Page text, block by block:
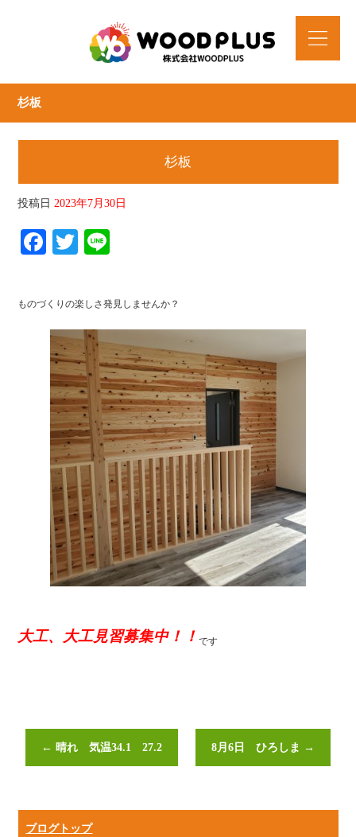
杉板
杉板
投稿日 2023年7月30日
Facebook
Twitter
ものづくりの楽しさ発見しませんか？
大工、大工見習募集中！！です
← 晴れ 気温34.1 27.2 8月6日 ひろしま →
ブログトップ